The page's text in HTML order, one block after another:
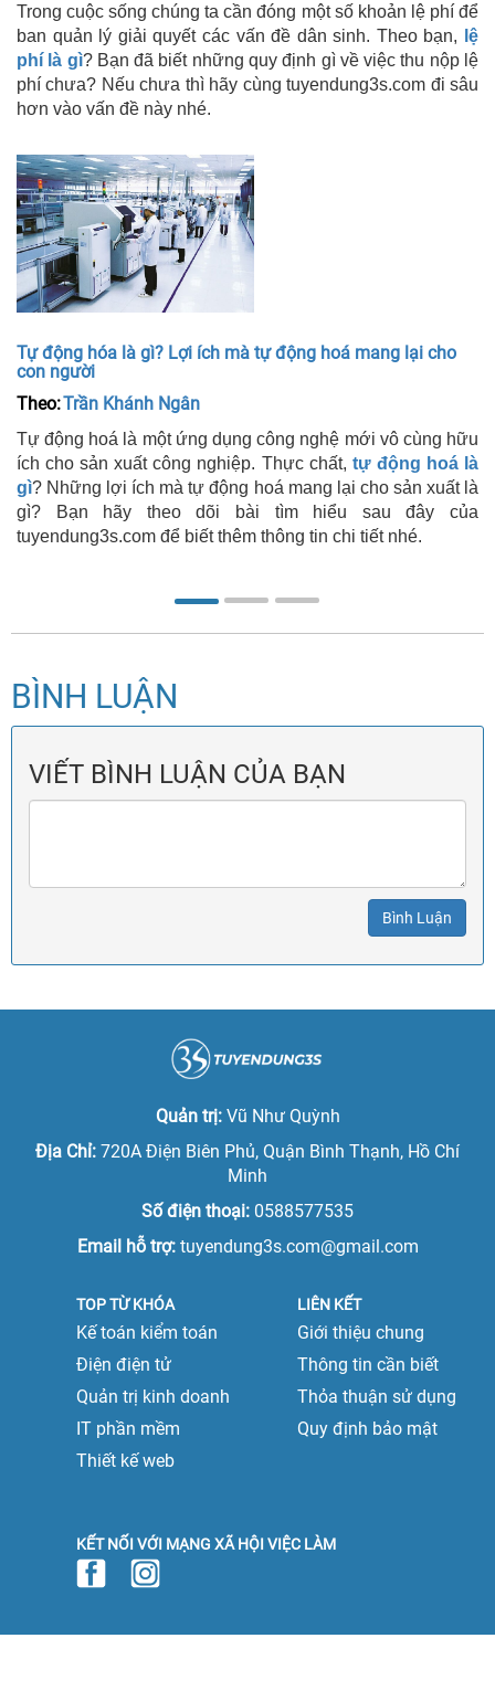
Trong cuộc sống chúng ta cần đóng một số khoản lệ phí để
ban quản lý giải quyết các vấn đề dân sinh. Theo bạn,
lệ
phí là gì? Bạn đã biết những quy định gì về việc thu nộp lệ
phí chưa? Nếu chưa thì hãy cùng tuyendung3s.com đi sâu
hơn vào vấn đề này nhé.
Tự động hóa là gì? Lợi ích mà tự động hoá mang lại cho
con người
Theo:Trần Khánh Ngân
Tự động hoá là một ứng dụng công nghệ mới vô cùng hữu
ích cho sản xuất công nghiệp. Thực chất, tự động hoá là
gì? Những lợi ích mà tự động hoá mang lại cho sản xuất là
gì? Bạn hãy theo dõi bài tìm hiểu sau đây của
tuyendung3s.com để biết thêm thông tin chi tiết nhé.
BÌNH LUẬN
VIẾT BÌNH LUẬN CỦA BẠN
Bình Luận
Quản trị: Vũ Như Quỳnh
Địa Chỉ: 720A Điện Biên Phủ, Quận Bình Thạnh, Hồ Chí
Minh
Số điện thoại: 0588577535
Email hỗ trợ: tuyendung3s.com@gmail.com
TOP TỪ KHÓA
Kế toán kiểm toán
Điện điện tử
Quản trị kinh doanh
IT phần mềm
Thiết kế web
LIÊN KẾT
Giới thiệu chung
Thông tin cần biết
Thỏa thuận sử dụng
Quy định bảo mật
KẾT NỐI VỚI MẠNG XÃ HỘI VIỆC LÀM